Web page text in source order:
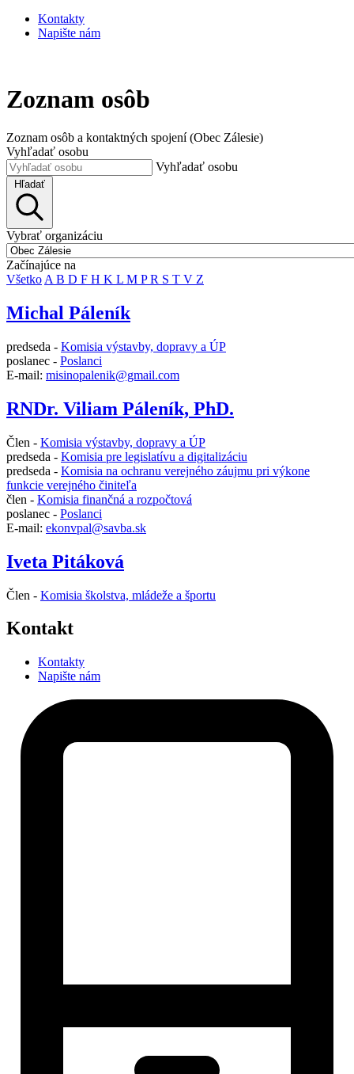
Kontakty
Napište nám
Zoznam osôb
Zoznam osôb a kontaktných spojení (Obec Zálesie)
Vyhľadať osobu
Vyhľadať osobu
Hľadať
Vybrať organizáciu
Začínajúce na
Všetko A B D F H K L M PR S T V Z
Michal Páleník
predseda - Komisia výstavby, dopravy a ÚP
poslanec - Poslanci
E-mail: misinopalenik@gmail.com
RNDr. Viliam Páleník, PhD.
Člen - Komisia výstavby, dopravy a ÚP
predseda - Komisia pre legislatívu a digitalizáciu
predseda - Komisia na ochranu verejného záujmu pri výkone
funkcie verejného činiteľa
člen - Komisia finančná a rozpočtová
poslanec - Poslanci
E-mail: ekonvpal@savba.sk
Iveta Pitáková
Člen - Komisia školstva, mládeže a športu
Kontakt
Kontakty
Napište nám